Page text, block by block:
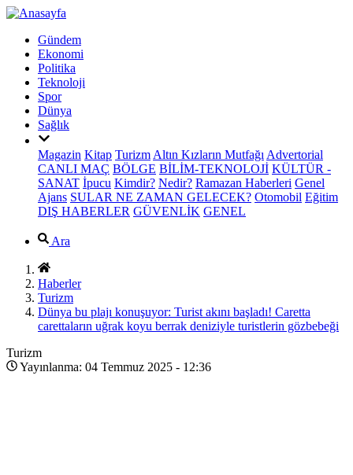
Gündem
Ekonomi
Politika
Teknoloji
Spor
Dünya
Sağlık
Magazin Kitap Turizm Altın Kızların Mutfağı Advertorial
CANLI MAÇ BÖLGE BİLİM-TEKNOLOJİ KÜLTÜR -
SANAT İpucu Kimdir? Nedir? Ramazan Haberleri Genel
Ajans SULAR NE ZAMAN GELECEK? Otomobil Eğitim
DIŞ HABERLER GÜVENLİK GENEL
Ara
Haberler
Turizm
Dünya bu plajı konuşuyor: Turist akını başladı! Caretta
carettaların uğrak koyu berrak deniziyle turistlerin gözbebeği
Turizm
Yayınlanma: 04 Temmuz 2025 - 12:36